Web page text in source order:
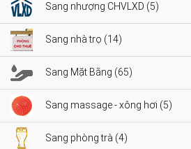
Sang nhượng CHVLXD (5)
Sang nhà trọ (14)
Sang Mặt Bằng (65)
Sang massage - xông hơi (5)
Sang phòng trà (4)